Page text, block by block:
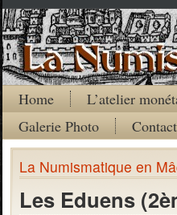
Home L’atelier
Galerie Photo
Contact
La Numismatique en
Les Eduens